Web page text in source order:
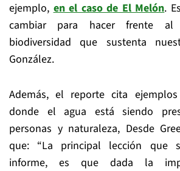
ejemplo,en el caso de El Melón.
cambiar para hacer frente
biodiversidad que sustenta
González.
Además, el reporte cita
donde el agua está siendo
personas y naturaleza, Desde
que: “La principal lección que
informe, es que dada la